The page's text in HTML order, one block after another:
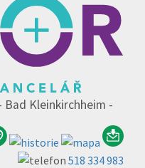
Kleinkirchheim -
518 334 983